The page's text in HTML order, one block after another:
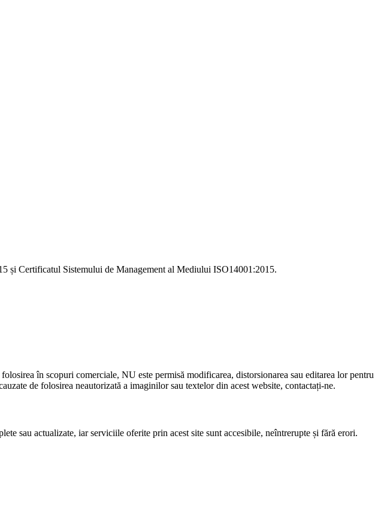
și Certificatul Sistemului de Management al Mediului ISO14001:2015.
în scopuri comerciale, NU este permisă modificarea, distorsionarea sau editarea lor pentru
de folosirea neautorizată a imaginilor sau textelor din acest website, contactați-ne.
sau actualizate, iar serviciile oferite prin acest site sunt accesibile, neîntrerupte și fără erori.